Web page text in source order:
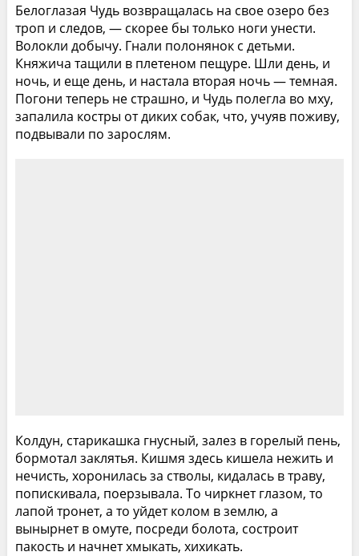
Белоглазая Чудь возвращалась на свое озеро без
троп и следов, — скорее бы только ноги унести.
Волокли добычу. Гнали полонянок с детьми.
Княжича тащили в плетеном пещуре. Шли день, и
ночь, и еще день, и настала вторая ночь — темная.
Погони теперь не страшно, и Чудь полегла во мху,
запалила костры от диких собак, что, учуяв поживу,
подвывали по зарослям.
Колдун, старикашка гнусный, залез в горелый пень,
бормотал заклятья. Кишмя здесь кишела нежить и
нечисть, хоронилась за стволы, кидалась в траву,
попискивала, поерзывала. То чиркнет глазом, то
лапой тронет, а то уйдет колом в землю, а
вынырнет в омуте, посреди болота, состроит
пакость и начнет хмыкать, хихикать.